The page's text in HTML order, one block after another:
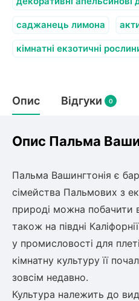
саджанець лимона
кімнатні екзотичні
Опис Відгуки 0
Опис Пальма
Пальма Вашингтонія є
сімейства Пальмових з
природі можна побачити
також на півдні
у промисловості для
кімнатну культуру її
зовсім недавно.
Культура належить до